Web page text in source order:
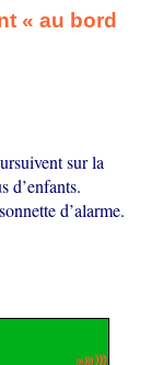
« au bord
sur la
d’enfants.
d’alarme.